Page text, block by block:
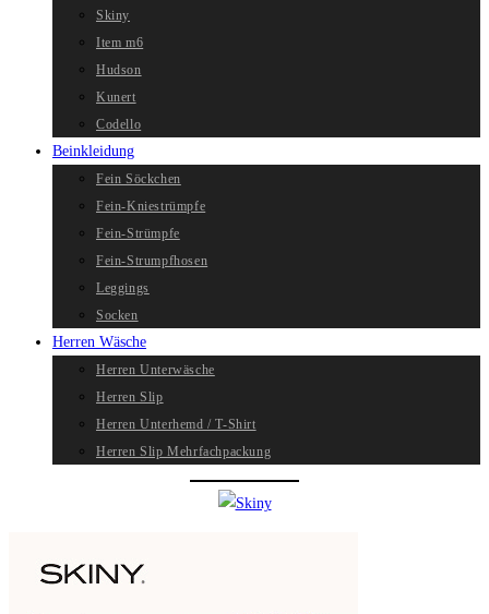
Skiny
Item m6
Hudson
Kunert
Codello
Beinkleidung
Fein Söckchen
Fein-Kniestrümpfe
Fein-Strümpfe
Fein-Strumpfhosen
Leggings
Socken
Herren Wäsche
Herren Unterwäsche
Herren Slip
Herren Unterhemd / T-Shirt
Herren Slip Mehrfachpackung